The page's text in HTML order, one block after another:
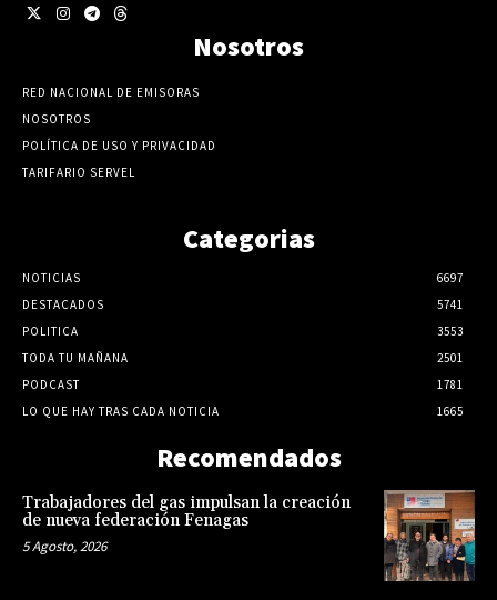
Nosotros
RED NACIONAL DE EMISORAS
NOSOTROS
POLÍTICA DE USO Y PRIVACIDAD
TARIFARIO SERVEL
Categorias
NOTICIAS
6697
DESTACADOS
5741
POLITICA
3553
TODA TU MAÑANA
2501
PODCAST
1781
LO QUE HAY TRAS CADA NOTICIA
1665
Recomendados
Trabajadores del gas impulsan la creación
de nueva federación Fenagas
5 Agosto, 2026